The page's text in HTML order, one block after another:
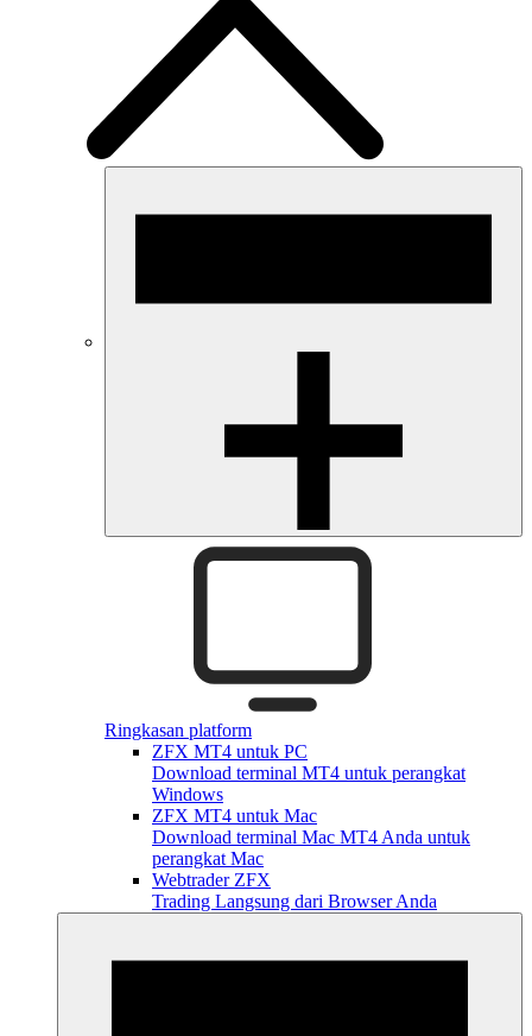
Ringkasan platform
ZFX MT4 untuk PC
Download terminal MT4 untuk perangkat
Windows
ZFX MT4 untuk Mac
Download terminal Mac MT4 Anda untuk
perangkat Mac
Webtrader ZFX
Trading Langsung dari Browser Anda